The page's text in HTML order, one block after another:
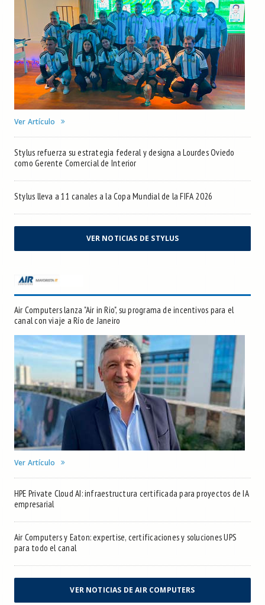
Ver Artículo
Stylus refuerza su estrategia federal y designa a Lourdes Oviedo
como Gerente Comercial de Interior
Stylus lleva a 11 canales a la Copa Mundial de la FIFA 2026
VER NOTICIAS DE STYLUS
Air Computers lanza "Air in Rio", su programa de incentivos para el
canal con viaje a Río de Janeiro
Ver Artículo
HPE Private Cloud AI: infraestructura certificada para proyectos de IA
empresarial
Air Computers y Eaton: expertise, certificaciones y soluciones UPS
para todo el canal
VER NOTICIAS DE AIR COMPUTERS